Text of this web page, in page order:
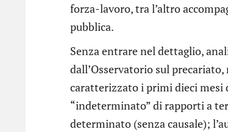
forza-lavoro, tra l’altro
pubblica.
Senza entrare nel dettaglio,
dall’Osservatorio sul
caratterizzato i primi dieci mesi
“indeterminato” di rapporti a
determinato (senza causale);